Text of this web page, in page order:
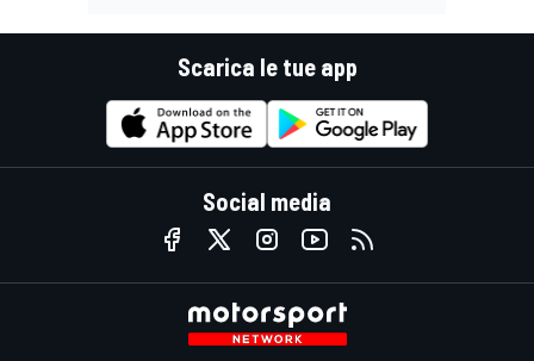
Scarica le tue app
Social media